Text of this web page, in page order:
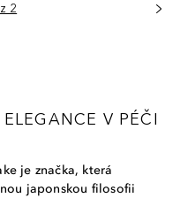
2
V PÉČI
je značka, která
japonskou filosofii